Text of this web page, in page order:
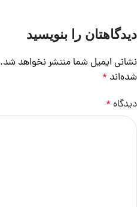
دیدگاهتان را بنویسید
نشانی ایمیل شما منتشر نخواهد شد.
شده‌اند *
دیدگاه *